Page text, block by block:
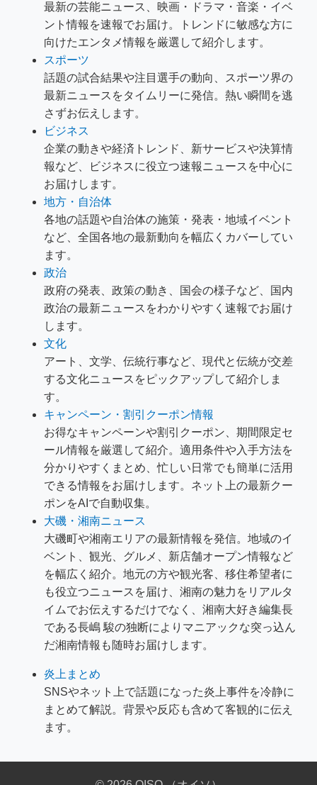
最新の芸能ニュース、映画・ドラマ・音楽・イベ
ント情報を速報でお届け。トレンドに敏感な方に
向けたエンタメ情報を厳選して紹介します。
スポーツ
話題の試合結果や注目選手の動向、スポーツ界の
最新ニュースをタイムリーに発信。熱い瞬間を逃
さずお伝えします。
ビジネス
企業の動きや経済トレンド、新サービスや決算情
報など、ビジネスに役立つ速報ニュースを中心に
お届けします。
地方・自治体
各地の話題や自治体の施策・発表・地域イベント
など、全国各地の最新動向を幅広くカバーしてい
ます。
政治
政府の発表、政策の動き、国会の様子など、国内
政治の最新ニュースをわかりやすく速報でお届け
します。
文化
アート、文学、伝統行事など、現代と伝統が交差
する文化ニュースをピックアップして紹介しま
す。
キャンペーン・割引クーポン情報
お得なキャンペーンや割引クーポン、期間限定セ
ール情報を厳選して紹介。適用条件や入手方法を
分かりやすくまとめ、忙しい日常でも簡単に活用
できる情報をお届けします。ネット上の最新クー
ポンをAIで自動収集。
大磯・湘南ニュース
大磯町や湘南エリアの最新情報を発信。地域のイ
ベント、観光、グルメ、新店舗オープン情報など
を幅広く紹介。地元の方や観光客、移住希望者に
も役立つニュースを届け、湘南の魅力をリアルタ
イムでお伝えするだけでなく、湘南大好き編集長
である長嶋 駿の独断によりマニアックな突っ込ん
だ湘南情報も随時お届けします。
炎上まとめ
SNSやネット上で話題になった炎上事件を冷静に
まとめて解説。背景や反応も含めて客観的に伝え
ます。